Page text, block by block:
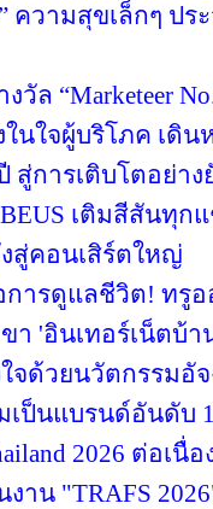
ความสุขเล็กๆ ป
วัล “Marketeer
นใจผู้บริโภค เดิ
สู่การเติบโตอย่าง
เติมสีสันทุก
สู่คอนเสิร์ตใหญ่
ารดูแลชีวิต! ทรูอ
ขา 'อินเทอร์เน็ตบ้
จด้วยนวัตกรรมอั
เป็นแบรนด์อันดับ
2026 ต่อเนื่
าน "TRAFS